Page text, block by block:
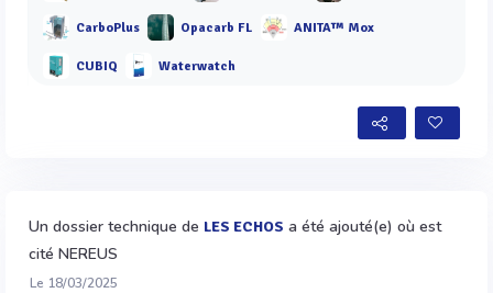
CarboPlus Opacarb FL ANITA™ Mox
CUBIQ Waterwatch
Un dossier technique de LES ECHOS a été ajouté(e) où est
cité NEREUS
Le 18/03/2025